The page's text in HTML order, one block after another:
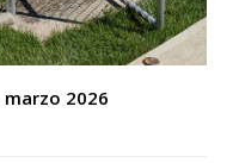
marzo 2026